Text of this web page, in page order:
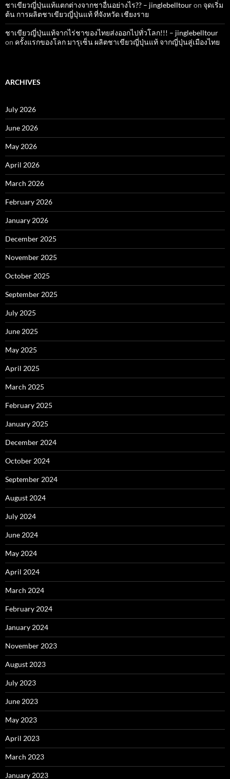
ชาเขียวญี่ปุ่นแท้แตกต่างจากชาอื่นอย่างไร?? – jinglebelltouron จุดเริ่ม
ต้น การผลิตชาเขียวญี่ปุ่นแท้ ที่จังหวัด เชียงราย
ชาเขียวญี่ปุ่นแท้จากไร่ชาของไทยส่งออกไปทั่วโลก!!! – jinglebelltour
on ครั้งแรกของโลก มารุเซ็น ผลิตชาเขียวญี่ปุ่นแท้ จากญี่ปุ่นสู่เมืองไทย
ARCHIVES
July 2026
June 2026
May 2026
April 2026
March 2026
February 2026
January 2026
December 2025
November 2025
October 2025
September 2025
July 2025
June 2025
May 2025
April 2025
March 2025
February 2025
January 2025
December 2024
October 2024
September 2024
August 2024
July 2024
June 2024
May 2024
April 2024
March 2024
February 2024
January 2024
November 2023
August 2023
July 2023
June 2023
May 2023
April 2023
March 2023
January 2023